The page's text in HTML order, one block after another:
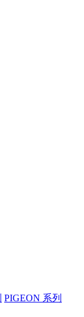
PIGEON 系列